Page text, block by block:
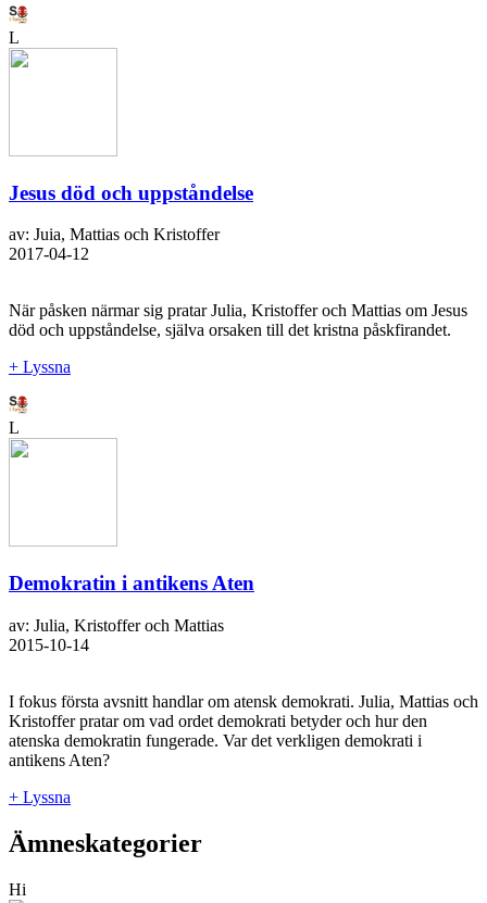
L
Jesus död och uppståndelse
av: Juia, Mattias och Kristoffer
2017-04-12
När påsken närmar sig pratar Julia, Kristoffer och Mattias om Jesus
död och uppståndelse, själva orsaken till det kristna påskfirandet.
+ Lyssna
L
Demokratin i antikens Aten
av: Julia, Kristoffer och Mattias
2015-10-14
I fokus första avsnitt handlar om atensk demokrati. Julia, Mattias och
Kristoffer pratar om vad ordet demokrati betyder och hur den
atenska demokratin fungerade. Var det verkligen demokrati i
antikens Aten?
+ Lyssna
Ämneskategorier
Hi